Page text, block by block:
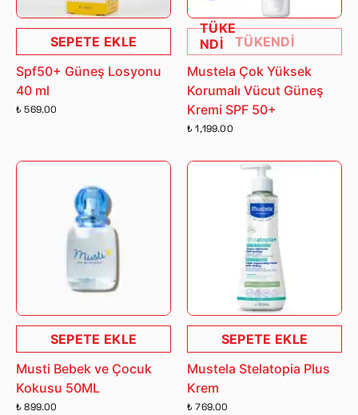
SEPETE EKLE
Spf50+ Güneş Losyonu
40 ml
₺ 569.00
TÜKE
NDİ
TÜKENDİ
Mustela Çok Yüksek
Korumalı Vücut Güneş
Kremi SPF 50+
₺ 1,199.00
SEPETE EKLE
Musti Bebek ve Çocuk
Kokusu 50ML
₺ 899.00
SEPETE EKLE
Mustela Stelatopia Plus
Krem
₺ 769.00